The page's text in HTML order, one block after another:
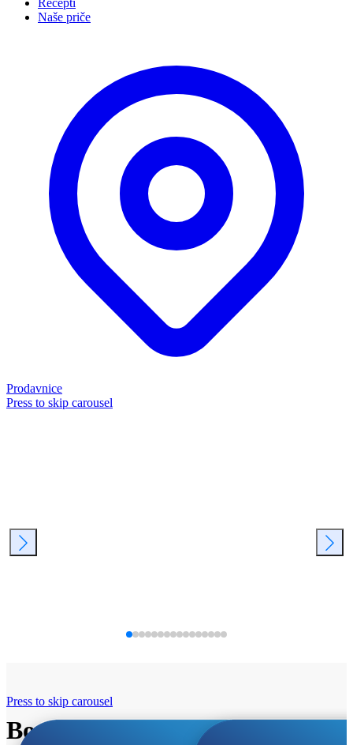
Recepti
Naše priče
Prodavnice
Press to skip carousel
Bosch super cene
Press to skip carousel